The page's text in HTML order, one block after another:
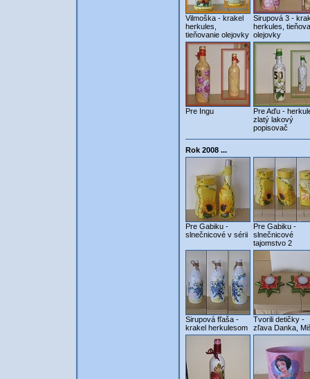
Vilmoška - krakel
herkules,
tieňovanie olejovky
Sirupová 3 -
herkules,
olejovky
Pre Ingu
Pre Aďu -
zlatý lakový
popisovač
Rok 2008 ...
Pre Gabiku -
slnečnicové v sérii
Pre Gabiku -
slnečnicové
tajomstvo 2
Sirupová fľaša -
krakel herkulesom
Tvorili detičky -
zľava Danka,